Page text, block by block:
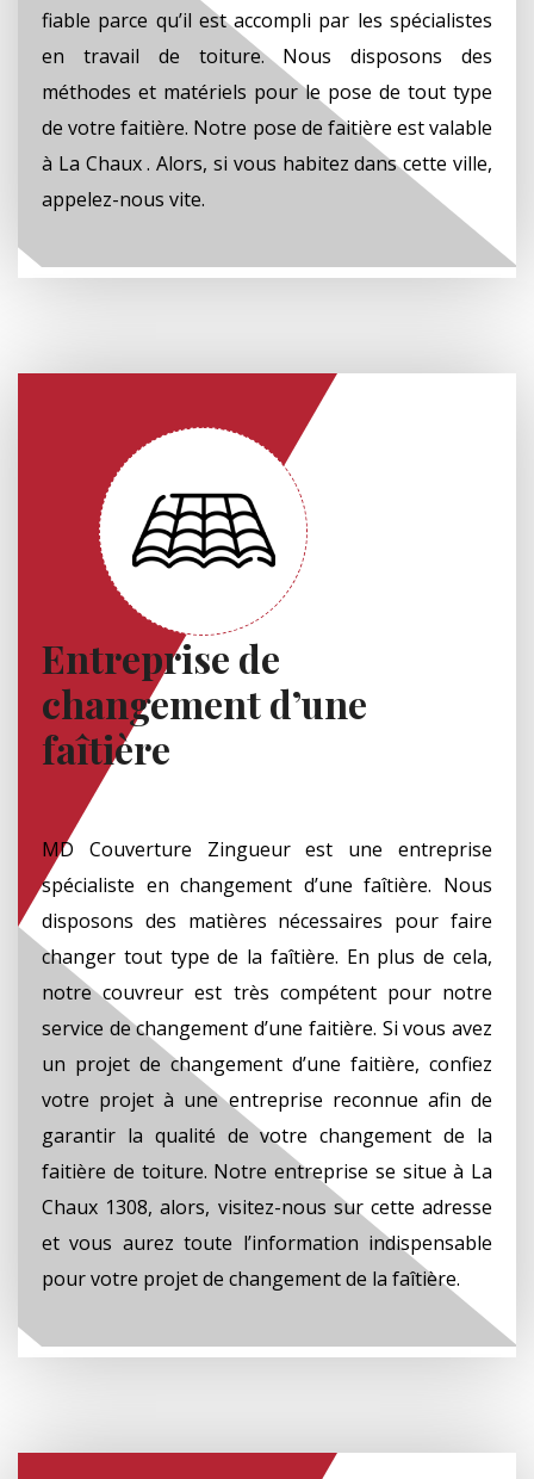
fiable parce qu’il est accompli par les spécialistes
en travail de toiture. Nous disposons des
méthodes et matériels pour le pose de tout type
de votre faitière. Notre pose de faitière est valable
à La Chaux . Alors, si vous habitez dans cette ville,
appelez-nous vite.
Entreprise de
changement d’une
faîtière
MD Couverture Zingueur est une entreprise
spécialiste en changement d’une faîtière. Nous
disposons des matières nécessaires pour faire
changer tout type de la faîtière. En plus de cela,
notre couvreur est très compétent pour notre
service de changement d’une faitière. Si vous avez
un projet de changement d’une faitière, confiez
votre projet à une entreprise reconnue afin de
garantir la qualité de votre changement de la
faitière de toiture. Notre entreprise se situe à La
Chaux 1308, alors, visitez-nous sur cette adresse
et vous aurez toute l’information indispensable
pour votre projet de changement de la faîtière.